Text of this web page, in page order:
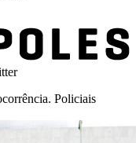
Policiais